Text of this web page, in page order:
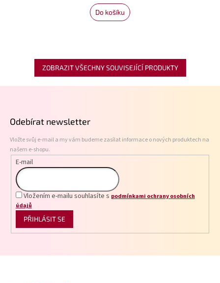
Do košíku
ZOBRAZIT VŠECHNY SOUVISEJÍCÍ PRODUKTY
Odebírat newsletter
Vložte svůj e-mail a my vám budeme zasílat informace o nových produktech na
našem e-shopu.
E-mail
Vložením e-mailu souhlasíte s podmínkami ochrany osobních
údajů
PŘIHLÁSIT SE